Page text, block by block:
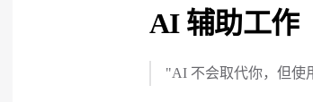
AI 辅助工作
"AI 不会取代你，但